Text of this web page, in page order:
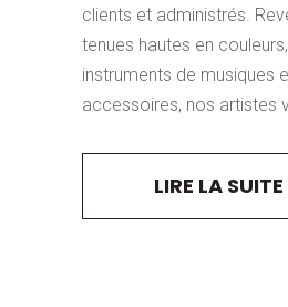
clients et administrés.
tenues hautes en
instruments de musiques
accessoires, nos artistes
LIRE LA SUITE